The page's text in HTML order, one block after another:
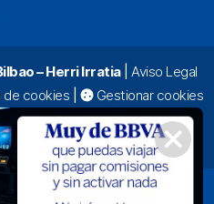
– Herri Irratia| Aviso Legal
de cookies
Gestionar cookies
Bilbao |
94 423 92 00|